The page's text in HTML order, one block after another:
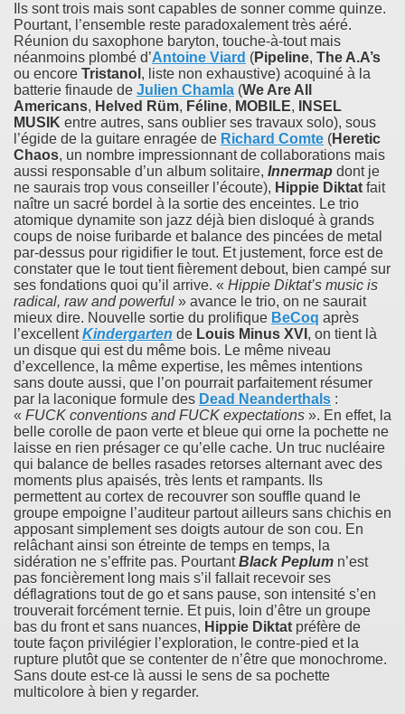
Ils sont trois mais sont capables de sonner comme quinze.
Pourtant, l’ensemble reste paradoxalement très aéré.
Réunion du saxophone baryton, touche-à-tout mais
néanmoins plombé d’Antoine Viard (Pipeline, The A.A’s
ou encore Tristanol , liste non exhaustive) acoquiné à la
batterie finaude de Julien Chamla (We Are All
Americans, Helved Rüm, Féline, MOBILE,
INSEL
MUSIK entre autres, sans oublier ses travaux solo), sous
l’égide de la guitare enragée de Richard Comte (Heretic
Chaos, un nombre impressionnant de collaborations mais
aussi responsable d’un album solitaire, Innermap dont je
ne saurais trop vous conseiller l’écoute), Hippie Diktat fait
naître un sacré bordel à la sortie des enceintes. Le trio
atomique dynamite son jazz déjà bien disloqué à grands
coups de noise furibarde et balance des pincées de metal
par-dessus pour rigidifier le tout. Et justement, force est de
constater que le tout tient fièrement debout, bien campé sur
ses fondations quoi qu’il arrive. « Hippie Diktat’s music is
radical, raw and powerful » avance le trio, on ne saurait
mieux dire. Nouvelle sortie du prolifique BeCoq après
l’excellentKindergarten de Louis Minus XVI , on tient là
un disque qui est du même bois. Le même niveau
d’excellence, la même expertise, les mêmes intentions
sans doute aussi, que l’on pourrait parfaitement résumer
par la laconique formule des Dead Neanderthals :
« FUCK conventions and FUCK expectations ». En effet, la
belle corolle de paon verte et bleue qui orne la pochette ne
laisse en rien présager ce qu’elle cache. Un truc nucléaire
qui balance de belles rasades retorses alternant avec des
moments plus apaisés, très lents et rampants. Ils
permettent au cortex de recouvrer son souffle quand le
groupe empoigne l’auditeur partout ailleurs sans chichis en
apposant simplement ses doigts autour de son cou. En
relâchant ainsi son étreinte de temps en temps, la
sidération ne s’effrite pas. PourtantBlack Peplum n’est
pas foncièrement long mais s’il fallait recevoir ses
déflagrations tout de go et sans pause, son intensité s’en
trouverait forcément ternie. Et puis, loin d’être un groupe
bas du front et sans nuances, Hippie Diktat préfère de
toute façon privilégier l’exploration, le contre-pied et la
rupture plutôt que se contenter de n’être que monochrome.
Sans doute est-ce là aussi le sens de sa pochette
multicolore à bien y regarder.